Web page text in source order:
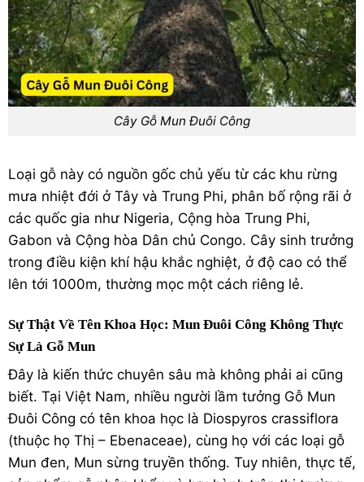
Cây Gỗ Mun Đuôi Công
Loại gỗ này có nguồn gốc chủ yếu từ các khu rừng
mưa nhiệt đới ở Tây và Trung Phi, phân bố rộng rãi ở
các quốc gia như Nigeria, Cộng hòa Trung Phi,
Gabon và Cộng hòa Dân chủ Congo. Cây sinh trưởng
trong điều kiện khí hậu khắc nghiệt, ở độ cao có thể
lên tới 1000m, thường mọc một cách riêng lẻ.
Sự Thật Về Tên Khoa Học: Mun Đuôi Công Không Thực
Sự Là Gỗ Mun
Đây là kiến thức chuyên sâu mà không phải ai cũng
biết. Tại Việt Nam, nhiều người lầm tưởng Gỗ Mun
Đuôi Công có tên khoa học là Diospyros crassiflora
(thuộc họ Thị – Ebenaceae), cùng họ với các loại gỗ
Mun đen, Mun sừng truyền thống. Tuy nhiên, thực tế,